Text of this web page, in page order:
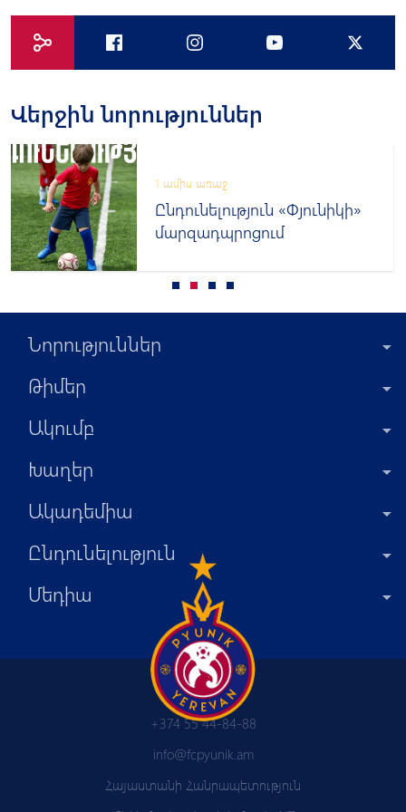
Վերջին նորություններ
1 ամիս առաջ
Ընդունելություն «Փյունիկի»
մարզադպրոցում
Նորություններ
Թիմեր
Ակումբ
Խաղեր
Ակադեմիա
Ընդունելություն
Մեդիա
+374 55 44-84-88
info@fcpyunik.am
Հայաստանի Հանրապետություն